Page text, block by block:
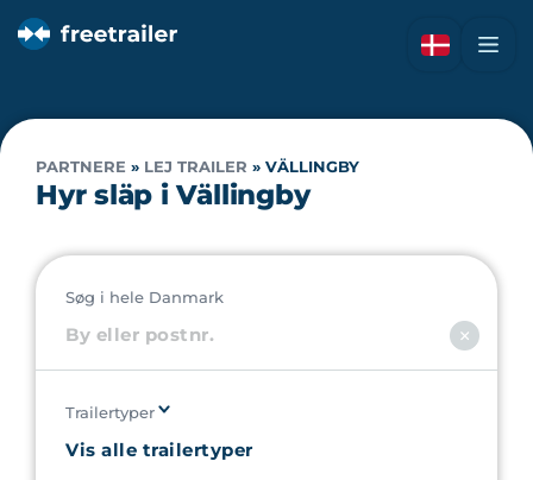
PARTNERE » LEJ TRAILER » VÄLLINGBY
Hyr släp i Vällingby
Søg i hele Danmark
Trailertyper